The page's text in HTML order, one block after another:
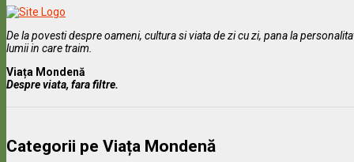
De la povesti despre oameni, cultura si viata de zi cu zi, pana la
lumii in care traim.
Viața Mondenă
Despre viata, fara filtre.
Categorii pe Viața Mondenă